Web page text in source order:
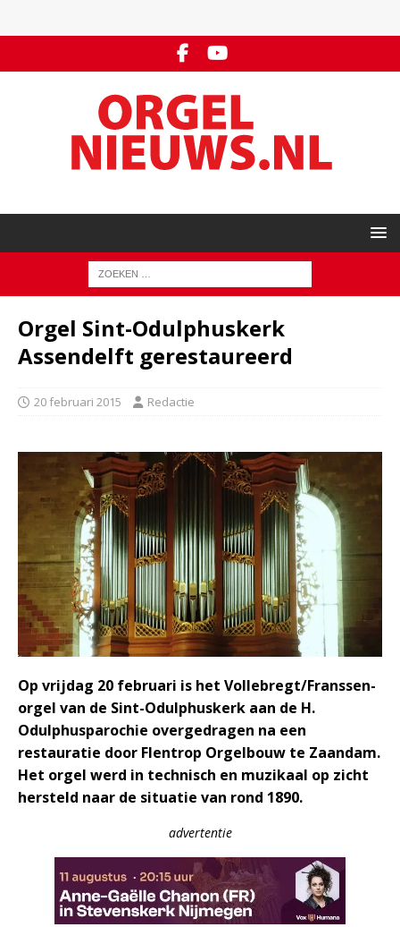
Orgel Sint-Odulphuskerk
Assendelft gerestaureerd
20 februari 2015 Redactie
Op vrijdag 20 februari is het Vollebregt/Franssen-
orgel van de Sint-Odulphuskerk aan de H.
Odulphusparochie overgedragen na een
restauratie door Flentrop Orgelbouw te Zaandam.
Het orgel werd in technisch en muzikaal op zicht
hersteld naar de situatie van rond 1890.
advertentie